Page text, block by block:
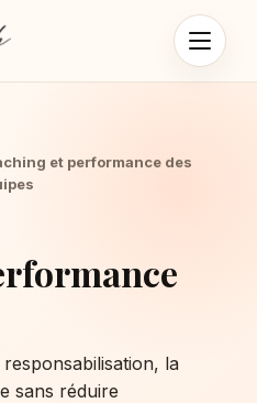
Ouvrir le
et performance des
la
sans réduire